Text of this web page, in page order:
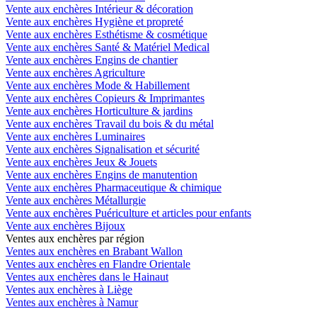
Vente aux enchères Intérieur & décoration
Vente aux enchères Hygiène et propreté
Vente aux enchères Esthétisme & cosmétique
Vente aux enchères Santé & Matériel Medical
Vente aux enchères Engins de chantier
Vente aux enchères Agriculture
Vente aux enchères Mode & Habillement
Vente aux enchères Copieurs & Imprimantes
Vente aux enchères Horticulture & jardins
Vente aux enchères Travail du bois & du métal
Vente aux enchères Luminaires
Vente aux enchères Signalisation et sécurité
Vente aux enchères Jeux & Jouets
Vente aux enchères Engins de manutention
Vente aux enchères Pharmaceutique & chimique
Vente aux enchères Métallurgie
Vente aux enchères Puériculture et articles pour enfants
Vente aux enchères Bijoux
Ventes aux enchères par région
Ventes aux enchères en Brabant Wallon
Ventes aux enchères en Flandre Orientale
Ventes aux enchères dans le Hainaut
Ventes aux enchères à Liège
Ventes aux enchères à Namur